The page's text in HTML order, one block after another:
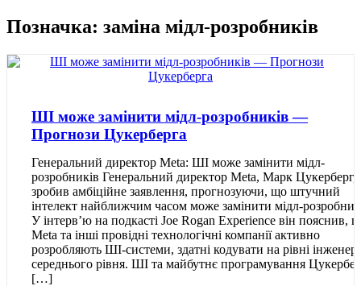
Позначка: заміна мідл-розробників
ШІ може замінити мідл-розробників —
Прогнози Цукерберга
Генеральний директор Meta: ШІ може замінити мідл-
розробників Генеральний директор Meta, Марк Цукерберг,
зробив амбіційне заявлення, прогнозуючи, що штучний
інтелект найближчим часом може замінити мідл-
У інтерв’ю на подкасті Joe Rogan Experience він пояснив,
Meta та інші провідні технологічні компанії активно
розробляють ШІ-системи, здатні кодувати на рівні
середнього рівня. ШІ та майбутнє програмування
[…]